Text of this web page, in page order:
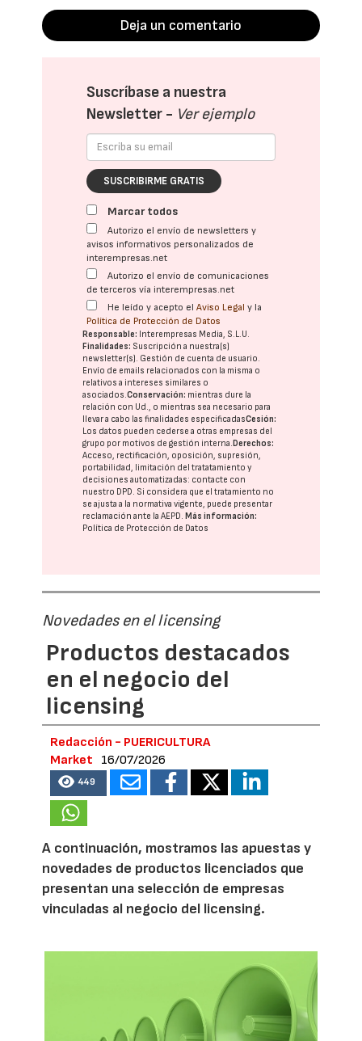
Deja un comentario
Suscríbase a nuestra
Newsletter - Ver ejemplo
SUSCRIBIRME GRATIS
Marcar todos
Autorizo el envío de newsletters y
avisos informativos personalizados de
interempresas.net
Autorizo el envío de comunicaciones
de terceros vía interempresas.net
He leído y acepto elAviso Legal y la
Política de Protección de Datos
Responsable: Interempresas Media, S.L.U.
Finalidades: Suscripción a nuestra(s)
newsletter(s). Gestión de cuenta de usuario.
Envío de emails relacionados con la misma o
relativos a intereses similares o
asociados.Conservación: mientras dure la
relación con Ud., o mientras sea necesario para
llevar a cabo las finalidades especificadasCesión:
Los datos pueden cederse a otras empresas del
grupo por motivos de gestión interna.Derechos:
Acceso, rectificación, oposición, supresión,
portabilidad, limitación del tratatamiento y
decisiones automatizadas: contacte con
nuestro DPD. Si considera que el tratamiento no
se ajusta a la normativa vigente, puede presentar
reclamación ante laAEPD.Más información:
Política de Protección de Datos
Novedades en el licensing
Productos destacados
en el negocio del
licensing
Redacción - PUERICULTURA
Market
16/07/2026
449
A continuación, mostramos las apuestas y
novedades de productos licenciados que
presentan una selección de empresas
vinculadas al negocio del licensing.